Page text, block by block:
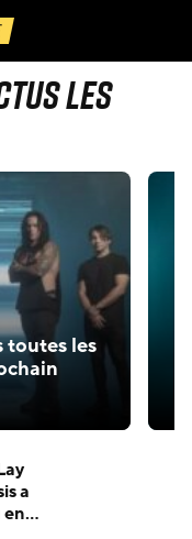
les
toutes les
a